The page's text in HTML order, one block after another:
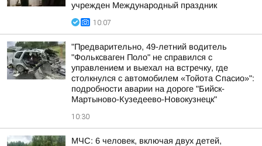
учрежден Международный праздник
10:07
"Предварительно, 49-летний водитель
"Фольксваген Поло" не справился с
управлением и выехал на встречку, где
столкнулся с автомобилем «Тойота Спасио»":
подробности аварии на дороге "Бийск-
Мартыново-Кузедеево-Новокузнецк"
10:30
МЧС: 6 человек, включая двух детей,